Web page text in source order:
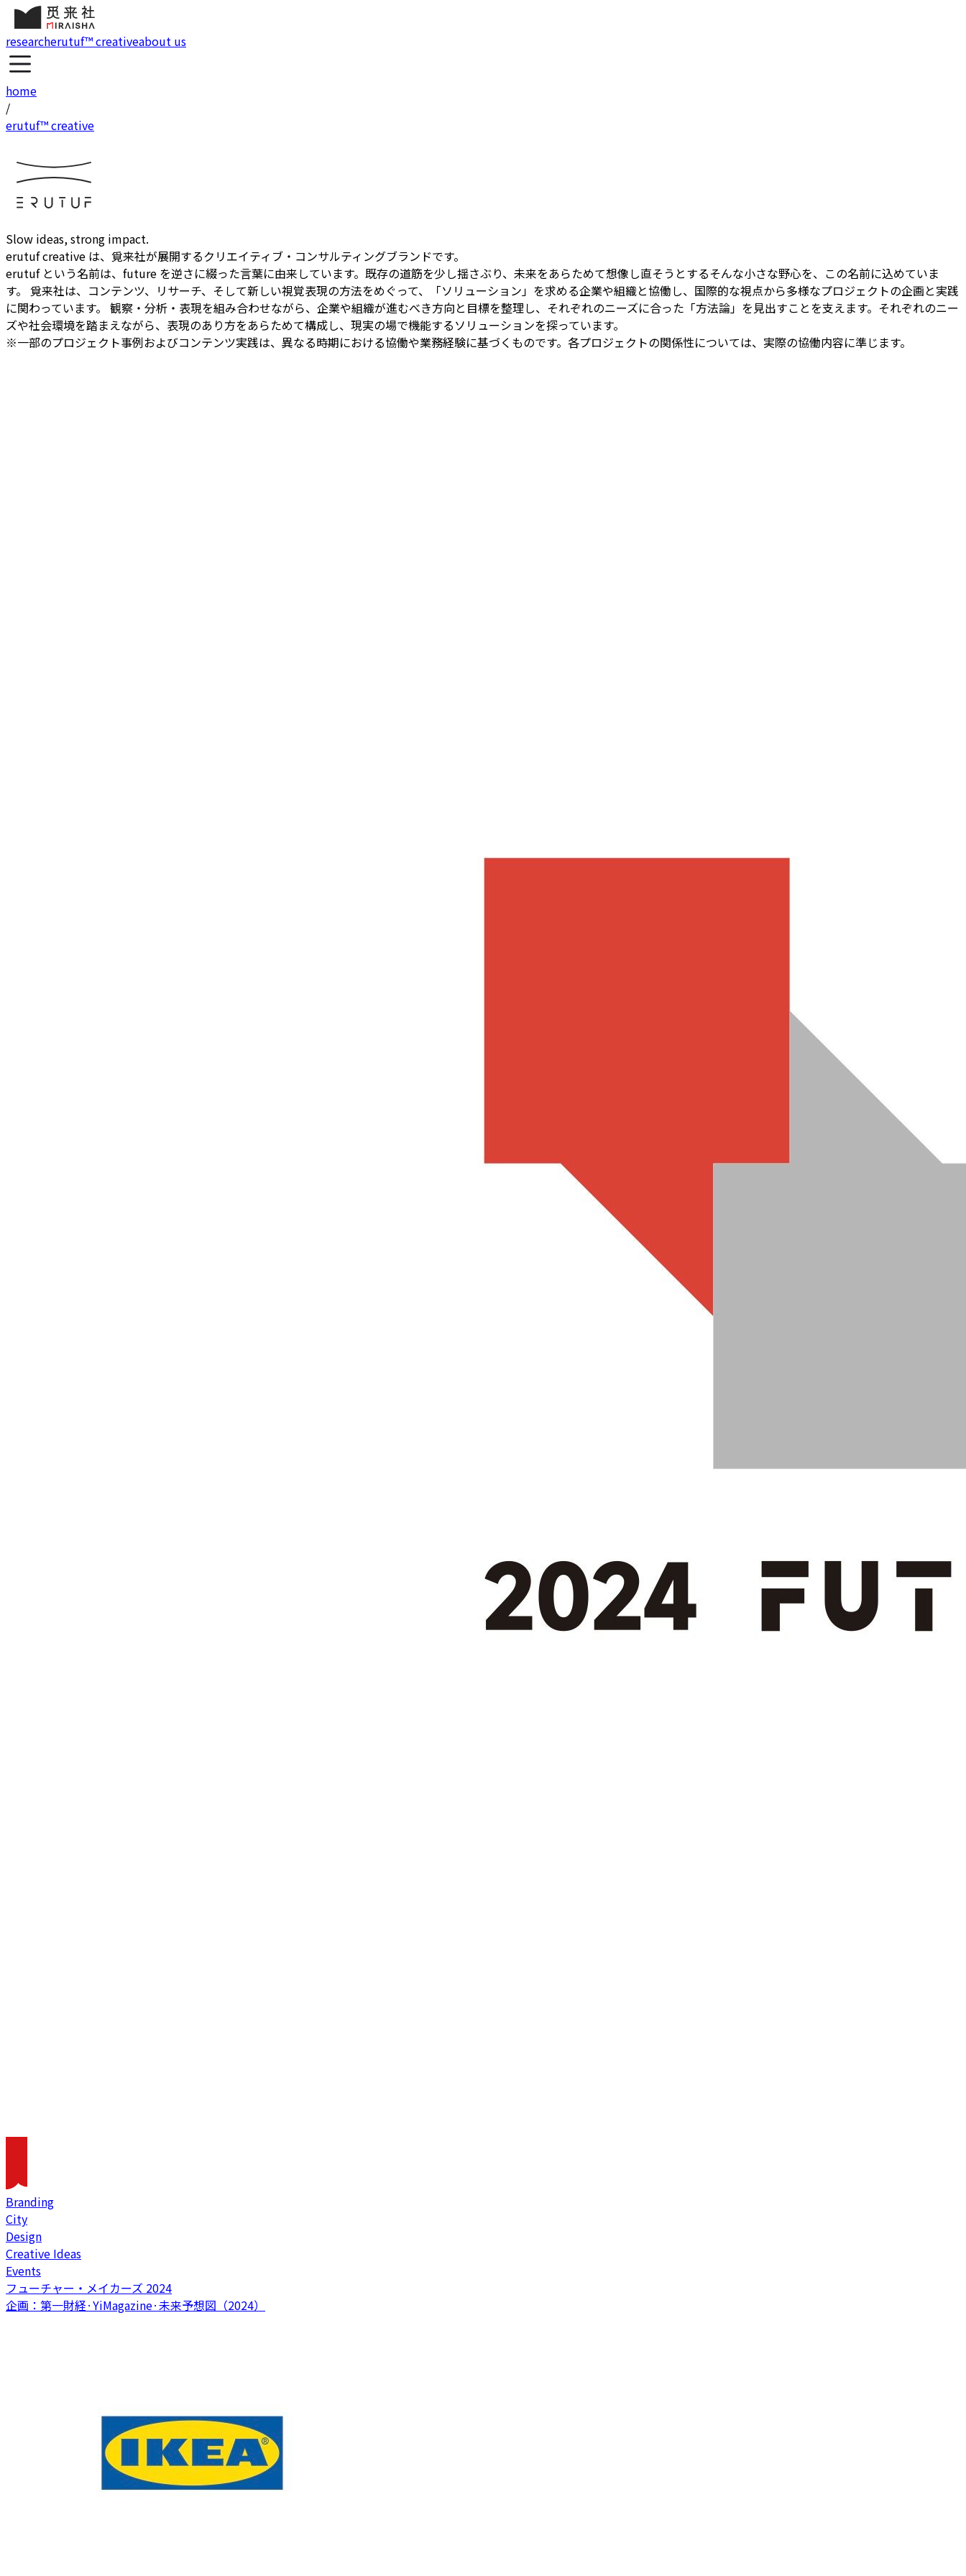
researcherutuf™ creativeabout us
home
/
erutuf™ creative
Slow ideas, strong impact.
erutuf creative は、覓来社が展開するクリエイティブ・コンサルティングブランドです。
erutuf という名前は、future を逆さに綴った言葉に由来しています。既存の道筋を少し揺さぶり、未来をあらためて想像し直そうとする――そんな小さな野心を、この名前に込めていま
す。 覓来社は、コンテンツ、リサーチ、そして新しい視覚表現の方法をめぐって、「ソリューション」を求める企業や組織と協働し、国際的な視点から多様なプロジェクトの企画と実践
に関わっています。 観察・分析・表現を組み合わせながら、企業や組織が進むべき方向と目標を整理し、それぞれのニーズに合った「方法論」を見出すことを支えます。それぞれのニー
ズや社会環境を踏まえながら、表現のあり方をあらためて構成し、現実の場で機能するソリューションを探っています。
※一部のプロジェクト事例およびコンテンツ実践は、異なる時期における協働や業務経験に基づくものです。各プロジェクトの関係性については、実際の協働内容に準じます。
Branding
City
Design
Creative Ideas
Events
フューチャー・メイカーズ 2024
企画：第一財経·YiMagazine·未来予想図（2024）